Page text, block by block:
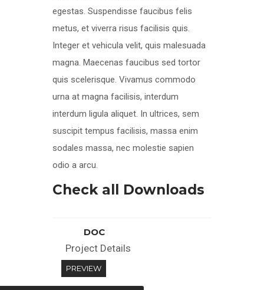
egestas. Suspendisse faucibus felis
metus, et viverra risus facilisis quis.
Integer et vehicula velit, quis malesuada
magna. Maecenas faucibus sed tortor
quis scelerisque. Vivamus commodo
urna at magna facilisis, interdum
interdum ligula aliquet. In ultrices, sem
suscipit tempus facilisis, massa enim
sodales massa, nec molestie sapien
odio a arcu.
Check all Downloads
DOC
Project Details
PREVIEW